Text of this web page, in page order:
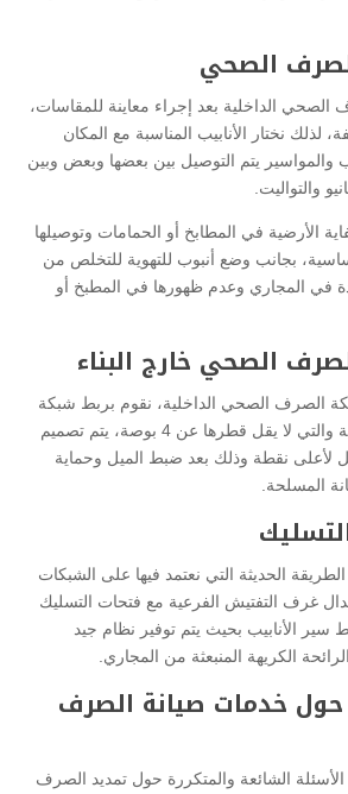
الصحي
الصحي الداخلية بعد إجراء معاينة للمقاسات،
لذلك نختار الأنابيب المناسبة مع المكان
والمواسير يتم التوصيل بين بعضها وبعض وبين
والتواليت.
الأرضية في المطابخ أو الحمامات وتوصيلها
بجانب وضع أنبوب للتهوية للتخلص من
في المجاري وعدم ظهورها في المطبخ أو
الصحي خارج البناء
الصرف الصحي الداخلية، نقوم بربط شبكة
الصرف الصحي الخارجية والتي لا يقل قطرها عن 4 بوصة، يتم تصميم
نقطة وذلك بعد ضبط الميل وحماية
المسلحة.
الحديثة التي نعتمد فيها على الشبكات
غرف التفتيش الفرعية مع فتحات التسليك
سير الأنابيب بحيث يتم توفير نظام جيد
الكريهة المنبعثة من المجاري.
حول خدمات صيانة الصرف
الشائعة والمتكررة حول تمديد الصرف